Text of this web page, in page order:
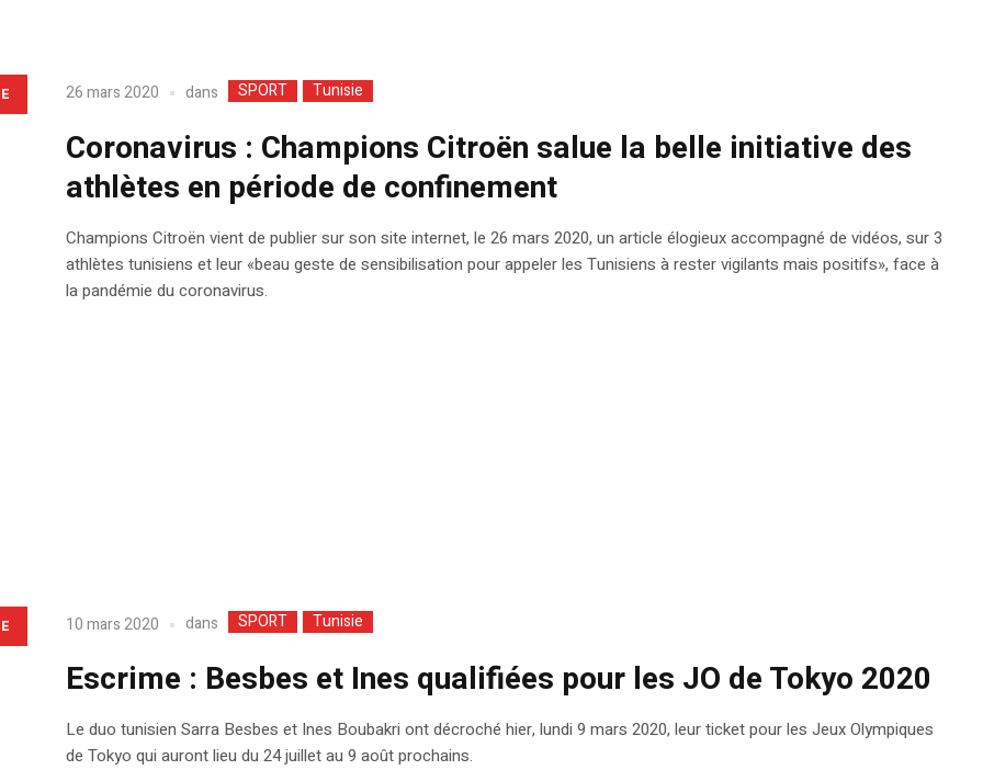
26 mars 2020 dans SPORT Tunisie
Coronavirus : Champions Citroën salue la belle initiative des
athlètes en période de confinement
Champions Citroën vient de publier sur son site internet, le 26 mars 2020, un article élogieux accompagné de vidéos, sur 3
athlètes tunisiens et leur «beau geste de sensibilisation pour appeler les Tunisiens à rester vigilants mais positifs», face à
la pandémie du coronavirus.
10 mars 2020 dans SPORT Tunisie
Escrime : Besbes et Ines qualifiées pour les JO de Tokyo 2020
Le duo tunisien Sarra Besbes et Ines Boubakri ont décroché hier, lundi 9 mars 2020, leur ticket pour les Jeux Olympiques
de Tokyo qui auront lieu du 24 juillet au 9 août prochains.